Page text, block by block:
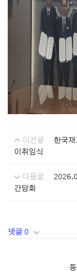
이전글
한국
이취임식
다음글
간담회
댓글 0